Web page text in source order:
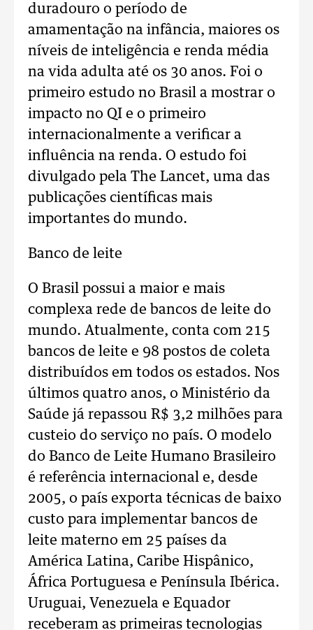
duradouro o período de
amamentação na infância, maiores os
níveis de inteligência e renda média
na vida adulta até os 30 anos. Foi o
primeiro estudo no Brasil a mostrar o
impacto no QI e o primeiro
internacionalmente a verificar a
influência na renda. O estudo foi
divulgado pela The Lancet, uma das
publicações científicas mais
importantes do mundo.
Banco de leite
O Brasil possui a maior e mais
complexa rede de bancos de leite do
mundo. Atualmente, conta com 215
bancos de leite e 98 postos de coleta
distribuídos em todos os estados. Nos
últimos quatro anos, o Ministério da
Saúde já repassou R$ 3,2 milhões para
custeio do serviço no país. O modelo
do Banco de Leite Humano Brasileiro
é referência internacional e, desde
2005, o país exporta técnicas de baixo
custo para implementar bancos de
leite materno em 25 países da
América Latina, Caribe Hispânico,
África Portuguesa e Península Ibérica.
Uruguai, Venezuela e Equador
receberam as primeiras tecnologias